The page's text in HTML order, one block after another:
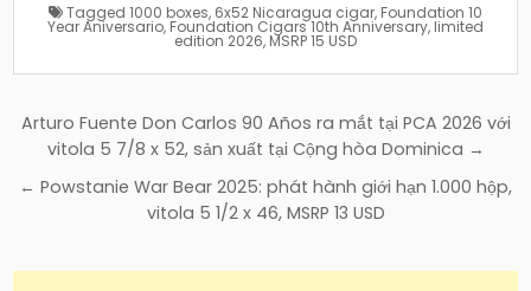
Tagged 1000 boxes, 6x52 Nicaragua cigar, Foundation 10
Year Aniversario, Foundation Cigars 10th Anniversary, limited
edition 2026, MSRP 15 USD
Điều
hướng
bài
Arturo Fuente Don Carlos 90 Años ra mắt tại PCA 2026 với
vitola 5 7/8 x 52, sản xuất tại Cộng hòa Dominica →
← Powstanie War Bear 2025: phát hành giới hạn 1.000 hộp,
vitola 5 1/2 x 46, MSRP 13 USD